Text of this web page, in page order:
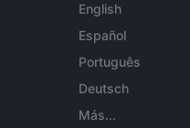
English
Español
Português
Deutsch
Más...